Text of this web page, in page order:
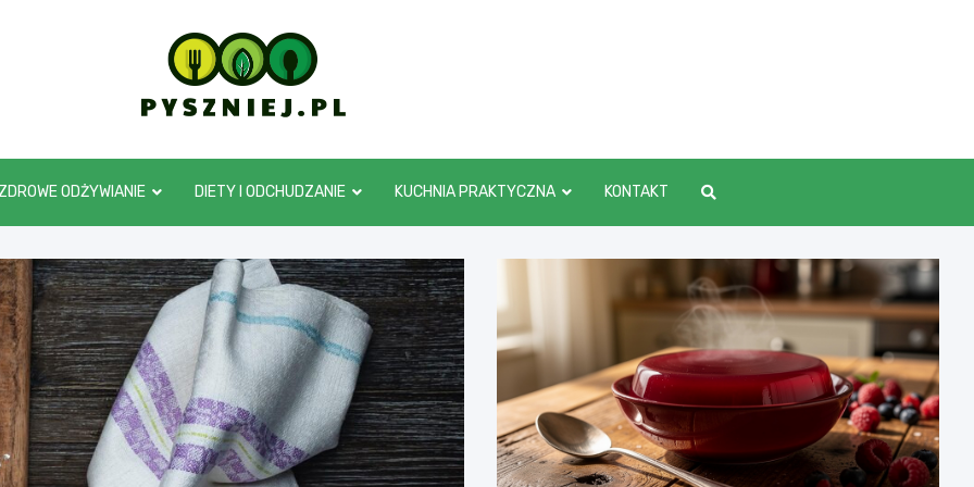
pyszniej.pl
ZDROWE ODŻYWIANIE DIETY I ODCHUDZANIE KUCHNIA PRAKTYCZNA KONTAKT